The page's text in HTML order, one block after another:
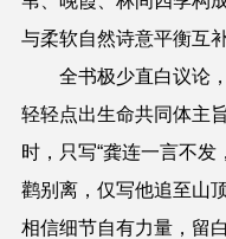
与柔软自然诗意平衡互补
全书极少直白议论
轻轻点出生命共同体主
时，只写“龚连一言不发
鹳别离，仅写他追至山
相信细节自有力量，留